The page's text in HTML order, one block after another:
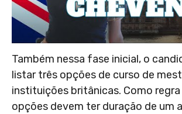
Também nessa fase inicial, o
listar três opções de curso de
instituições britânicas. Como
opções devem ter duração de um